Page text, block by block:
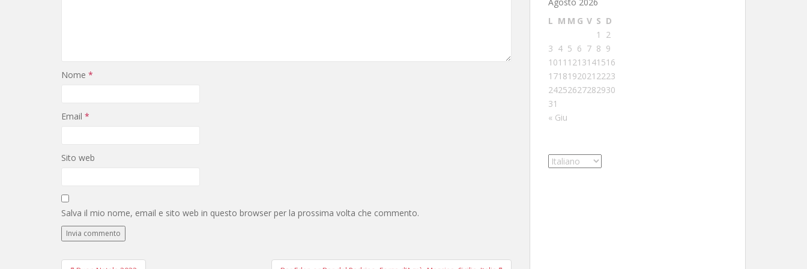
Nome *
Email *
Sito web
Salva il mio nome, email e sito web in questo browser per la prossima volta che commento.
L M M G V S D
1
2
3 4 5 6 7 8 9
1011 1213141516
1718192021 2223
24252627282930
31
« Giu
Scegli